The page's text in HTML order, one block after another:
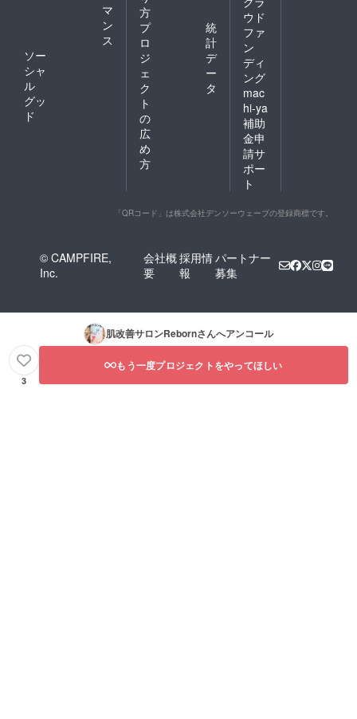
マ
ン
ス
ソー
シャ
ル
グッ
ド
方
プ
ロ
ジ
ェ
ク
ト
の
広
め
方
統
計
デ
ー
タ
ウド
ファ
ン
ディ
ング
mac
hi-ya
補助
金申
請サ
ポー
ト
「QRコード」は株式会社デンソーウェーブの登録商標です。
© CAMPFIRE,
Inc.
会社概
要
採用情
報
パートナー
募集
肌改善サロンRebornさんへアンコール
3
もう一度プロジェクトをやってほしい